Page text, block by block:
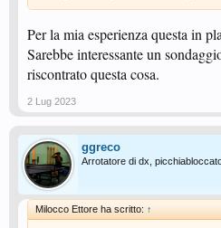
Per la mia esperienza questa in
Sarebbe interessante un
riscontrato questa cosa.
2 Lug 2023
ggreco
Arrotatore di dx,
Milocco Ettore ha scritto: ↑